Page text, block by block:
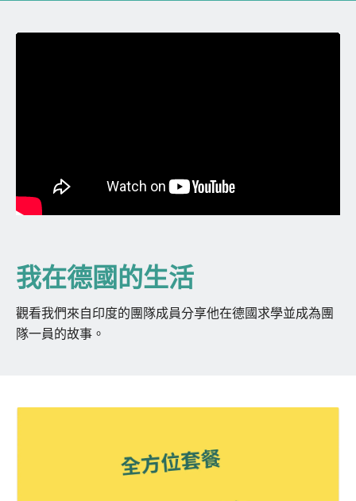
我在德國的生活
觀看我們來自印度的團隊成員分享他在德國求學並成為團
隊一員的故事。